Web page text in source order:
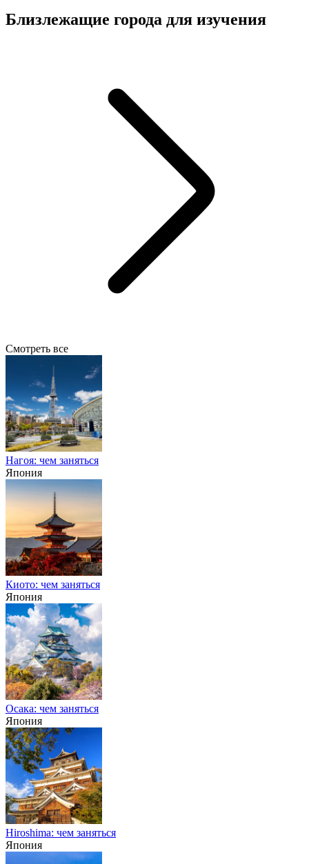
Близлежащие города для изучения
Смотреть все
Нагоя: чем заняться
Япония
Киото: чем заняться
Япония
Осака: чем заняться
Япония
Hiroshima: чем заняться
Япония